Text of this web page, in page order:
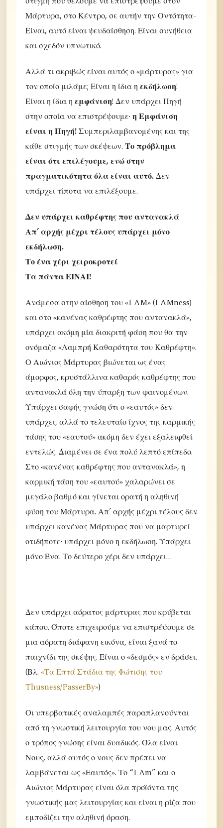
Μάρτυρα, στο Κέντρο, σε αυτήν την Οντότητα-
Είναι, αυτό είναι ψευδαίσθηση. Είναι συνήθεια
και σχεδόν υπνωτικό.
Αλλά τι ακριβώς είναι αυτός ο «μάρτυρας» για
τον οποίο μιλάμε; Είναι η ίδια η εκδήλωση!
Είναι η ίδια η εμφάνιση! Δεν υπάρχει Πηγή
στην οποία να επιστρέψουμε· η Εμφάνιση
είναι η Πηγή!Συμπεριλαμβανομένης και της
κάθε στιγμής των σκέψεων. Το πρόβλημα
είναι ότι επιλέγουμε, ενώ στην
πραγματικότητα όλα είναι αυτό.Δεν
υπάρχει τίποτα να επιλέξουμε.
Δεν υπάρχει καθρέφτης που αντανακλά
Απ’ αρχής μέχρι τέλους υπάρχει μόνο
εκδήλωση.
Το ένα χέρι χειροκροτεί
Τα πάντα ΕΙΝΑΙ!
Ανάμεσα στην αίσθηση του «I AM» (I AMness)
και στο «κανένας καθρέφτης που αντανακλά»,
υπάρχει ακόμη μία διακριτή φάση που θα την
ονόμαζα «Λαμπρή Καθαρότητα του Καθρέφτη».
Ο Αιώνιος Μάρτυρας βιώνεται ως ένας
άμορφος, κρυστάλλινα καθαρός καθρέφτης που
αντανακλά όλη την ύπαρξη των φαινομένων.
Υπάρχει σαφής γνώση ότι ο «εαυτός» δεν
υπάρχει, αλλά το τελευταίο ίχνος της καρμικής
τάσης του «εαυτού» ακόμη δεν έχει εξαλειφθεί
εντελώς. Διαμένει σε ένα πολύ λεπτό επίπεδο.
Στο «κανένας καθρέφτης που αντανακλά», η
καρμική τάση του «εαυτού» χαλαρώνει σε
μεγάλο βαθμό και γίνεται ορατή η αληθινή
φύση του Μάρτυρα. Απ’ αρχής μέχρι τέλους δεν
υπάρχει κανένας Μάρτυρας που να μαρτυρεί
οτιδήποτε· υπάρχει μόνο η εκδήλωση. Υπάρχει
μόνο Ένα. Το δεύτερο χέρι δεν υπάρχει…
Δεν υπάρχει αόρατος μάρτυρας που κρύβεται
κάπου. Όποτε επιχειρούμε να επιστρέψουμε σε
μια αόρατη διάφανη εικόνα, είναι ξανά το
παιχνίδι της σκέψης. Είναι ο «δεσμός» εν δράσει.
(Βλ. «Τα Επτά Στάδια της Φώτισης του
Thusness/PasserBy»)
Οι υπερβατικές αναλαμπές παραπλανούνται
από τη γνωστική λειτουργία του νου μας. Αυτός
ο τρόπος γνώσης είναι δυαδικός. Όλα είναι
Νους, αλλά αυτός ο νους δεν πρέπει να
λαμβάνεται ως «Εαυτός». Το “I Am” και ο
Αιώνιος Μάρτυρας είναι όλα προϊόντα της
γνωστικής μας λειτουργίας και είναι η ρίζα που
εμποδίζει την αληθινή όραση.